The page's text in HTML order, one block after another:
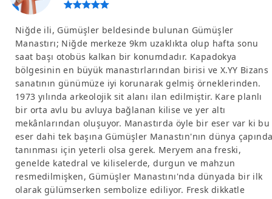
Niğde ili, Gümüşler beldesinde bulunan Gümüşler
Manastırı; Niğde merkeze 9km uzaklıkta olup hafta sonu
saat başı otobüs kalkan bir konumdadır. Kapadokya
bölgesinin en büyük manastırlarından birisi ve X.YY Bizans
sanatının günümüze iyi korunarak gelmiş örneklerinden.
1973 yılında arkeolojik sit alanı ilan edilmiştir. Kare planlı
bir orta avlu bu avluya bağlanan kilise ve yer altı
mekânlarından oluşuyor. Manastırda öyle bir eser var ki bu
eser dahi tek başına Gümüşler Manastın'nın dünya
tanınması için yeterli olsa gerek. Meryem ana freski,
genelde katedral ve kiliselerde, durgun ve mahzun
resmedilmişken, Gümüşler Manastını'nda dünyada bir ilk
olarak gülümserken sembolize ediliyor. Fresk dikkatle